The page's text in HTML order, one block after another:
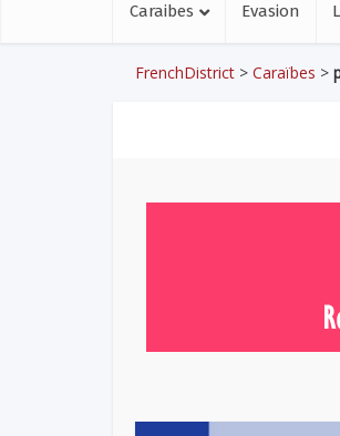
Caraibes Evasion
FrenchDistrict > Caraïbes >